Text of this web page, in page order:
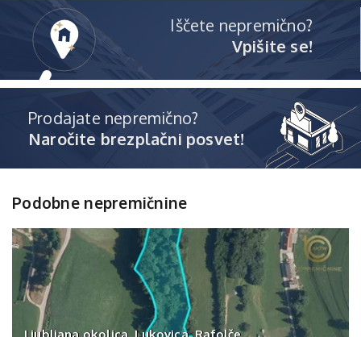
Iščete nepremično?
Vpišite se!
Prodajate nepremično?
Naročite brezplačni posvet!
Podobne nepremičnine